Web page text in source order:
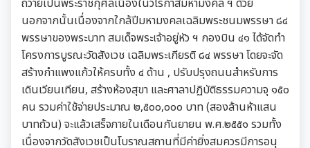
นอกจากนั้นเนื่องจากใกล้ปีมหามงคลเฉลิมพระชนมพรรษา ๘๔
พรรษาของพระบาท สมเด็จพระเจ้าอยู่หัว ฯ กองบิน ๔๑ ได้จัดทำ
โครงการบูรณะวัดสังเวช เฉลิมพระเกียรติ ๘๔ พรรษา โดยจะจัด
สร้างกำแพงแก้วให้ครบทั้ง ๔ ด้าน , ปรับปรุงถนนสำหรับการ
เดินเวียนเทียน, สร้างห้องสุขา และศาลาปฏิบัติธรรมความจุ ๑๕๐
คน รวมค่าใช้จ่ายประมาณ ๒,๕๐๐,๐๐๐ บาท (สองล้านห้าแสน
บาทถ้วน) จะแล้วเสร็จภายในเดือนกันยายน พ.ศ.๒๕๕๑ รวมทั้ง
เนื่องจากวัดสังเวชเป็นโบราณสถานที่มีค่ายิ่งสมควรมีการอนุ